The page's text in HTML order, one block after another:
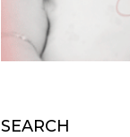
SEARCH